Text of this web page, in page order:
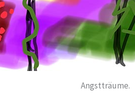
Angstträume.